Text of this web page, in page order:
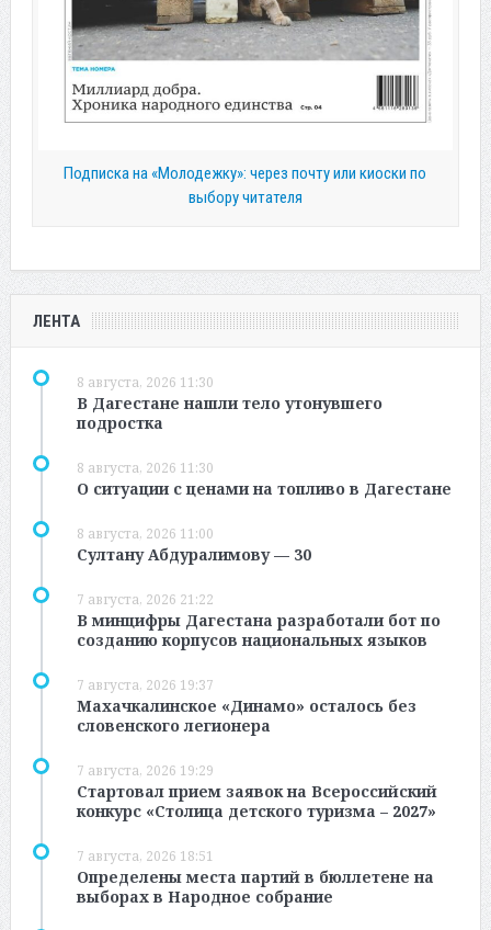
Подписка на «Молодежку»: через почту или киоски по
выбору читателя
ЛЕНТА
8 августа, 2026 11:30
В Дагестане нашли тело утонувшего
подростка
8 августа, 2026 11:30
О ситуации с ценами на топливо в Дагестане
8 августа, 2026 11:00
Султану Абдуралимову — 30
7 августа, 2026 21:22
В минцифры Дагестана разработали бот по
созданию корпусов национальных языков
7 августа, 2026 19:37
Махачкалинское «Динамо» осталось без
словенского легионера
7 августа, 2026 19:29
Стартовал прием заявок на Всероссийский
конкурс «Столица детского туризма – 2027»
7 августа, 2026 18:51
Определены места партий в бюллетене на
выборах в Народное собрание